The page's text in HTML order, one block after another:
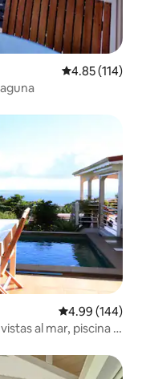
Calificación
4.85 (114)
Calificación
4.99 (144)
al mar, piscina y